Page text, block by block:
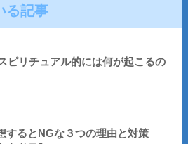
る記事
ピリチュアル的には何が起こるの
するとNGな３つの理由と対策